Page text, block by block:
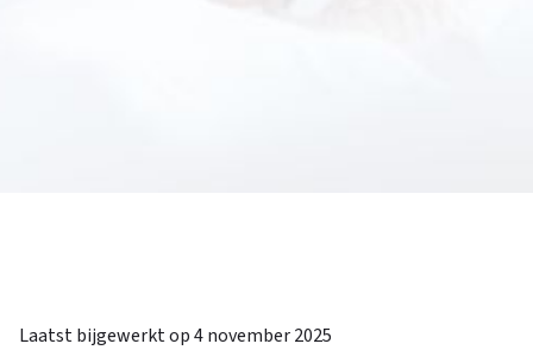
Laatst bijgewerkt op 4 november 2025